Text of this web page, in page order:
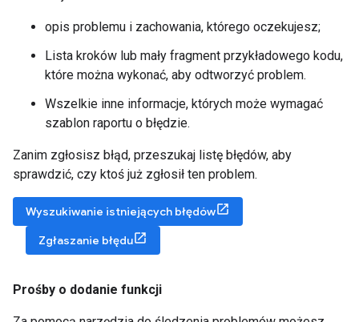
opis problemu i zachowania, którego oczekujesz;
Lista kroków lub mały fragment przykładowego kodu,
które można wykonać, aby odtworzyć problem.
Wszelkie inne informacje, których może wymagać
szablon raportu o błędzie.
Zanim zgłosisz błąd, przeszukaj listę błędów, aby
sprawdzić, czy ktoś już zgłosił ten problem.
Wyszukiwanie istniejących błędów
Zgłaszanie błędu
Prośby o dodanie funkcji